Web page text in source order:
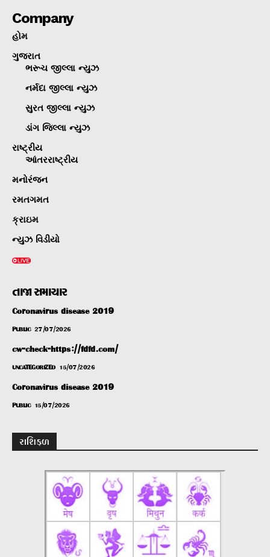
Company
હોમ
ગુજરાત
ભરૂચ જીલ્લા ન્યુઝ
નર્મદા જીલ્લા ન્યુઝ
સુરત જીલ્લા ન્યુઝ
ડાંગ જિલ્લા ન્યુઝ
રાષ્ટ્રીય
આંતરરાષ્ટ્રીય
મનોરંજન
રમતગમત
ક્રાઇમ
ન્યુઝ વિડીયો
તાજા સમાચાર
Coronavirus disease 2019
PUBLIC 27/07/2026
cw-check-https://fdfd.com/
UNCATEGORIZED 15/07/2026
Coronavirus disease 2019
PUBLIC 15/07/2026
રાશિફળ